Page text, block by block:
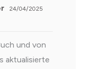
24/04/2025
und von
aktualisierte